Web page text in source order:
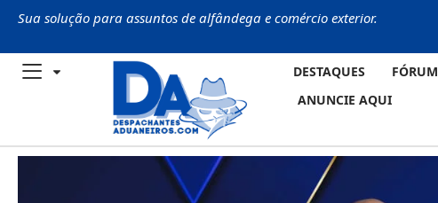
Sua solução para assuntos de alfândega e comércio exterior.
DESTAQUES FÓRUM
ANUNCIE AQUI